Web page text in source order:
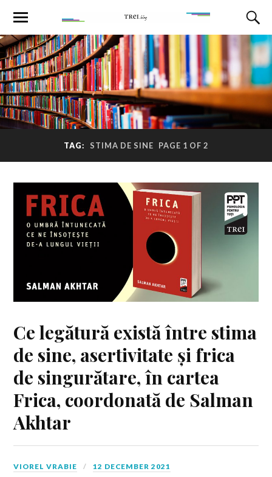
TAG: STIMA DE SINE PAGE 1 OF 2
Ce legătură există între stima
de sine, asertivitate și frica
de singurătare, în cartea
Frica, coordonată de Salman
Akhtar
VIOREL VRABIE 12 DECEMBER 2021